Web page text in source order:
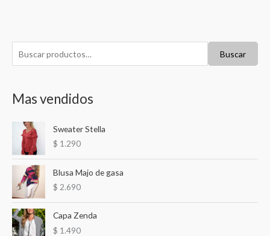
u
c
o
:
Buscar
Mas vendidos
Sweater Stella
$ 1.290
Blusa Majo de gasa
$ 2.690
Capa Zenda
$ 1.490